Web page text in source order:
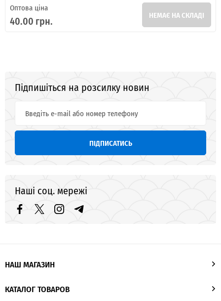
Оптова ціна
40.00 грн. НЕМАЄ НА СКЛАДІ
Підпишіться на розсилку новин
ПІДПИСАТИСЬ
Наші соц. мережі
НАШ МАГАЗИН
КАТАЛОГ ТОВАРОВ